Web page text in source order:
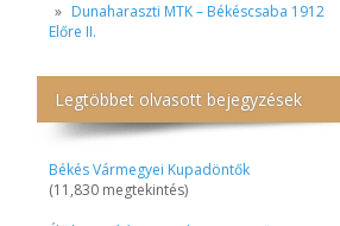
Dunaharaszti MTK – Békéscsaba 1912
Előre II.
Legtöbbet olvasott bejegyzések
Békés Vármegyei Kupadöntők
(11,830 megtekintés)